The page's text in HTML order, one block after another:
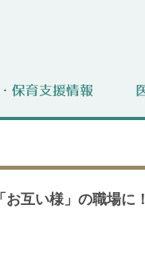
互い様」の職場に！